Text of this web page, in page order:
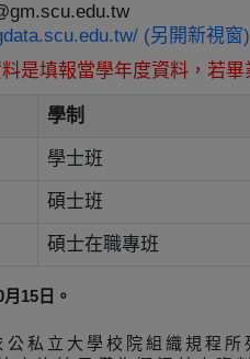
(另開新視窗)
是填報當學年度資料，若
學制
學士班
碩士班
碩士在職專班
15日。
公私立大學校院組織規程